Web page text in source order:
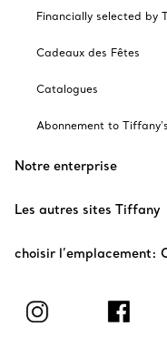
Financially selected by
Cadeaux des Fêtes
Catalogues
Abonnement to
Notre enterprise
Les autres sites Tiffany
choisir l’emplacement: